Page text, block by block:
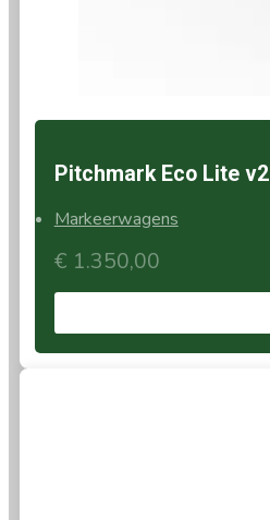
Pitchmark Eco Lite v2
Markeerwagens
€ 1.350,00